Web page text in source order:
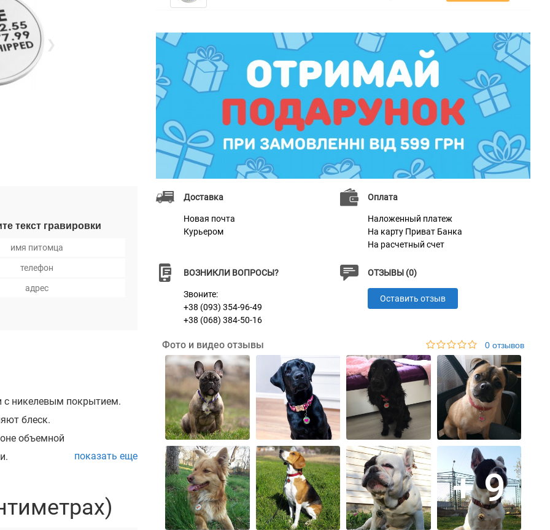
текст гравировки
с никелевым покрытием.
блеск.
объемной
показать еще
Доставка
Новая почта
Курьером
Оплата
Наложенный платеж
На карту Приват Банка
На расчетный счет
ВОЗНИКЛИ ВОПРОСЫ?
Звоните:
+38 (093) 354-96-49
+38 (068) 384-50-16
ОТЗЫВЫ (0)
Оставить отзыв
Фото и видео отзывы 0 отзывов
+ 9